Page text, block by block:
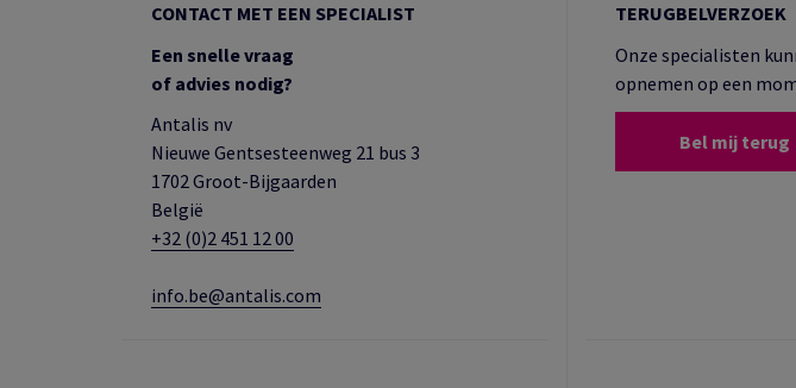
CONTACT MET EEN SPECIALIST
Een snelle vraag
of advies nodig?
Antalis nv
Nieuwe Gentsesteenweg 21 bus 3
1702 Groot-Bijgaarden
België
+32 (0)2 451 12 00
info.be@antalis.com
TERUGBELVERZOEK
Onze specialisten
opnemen op een
Bel mij terug